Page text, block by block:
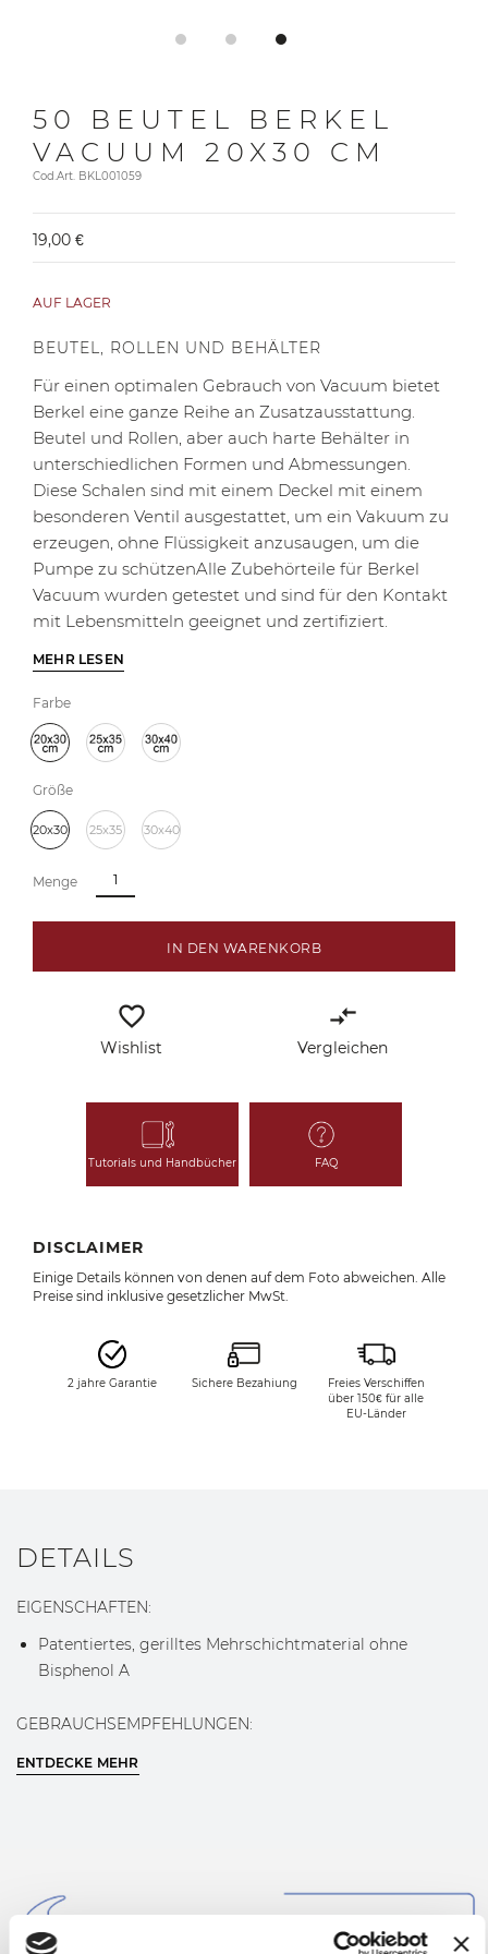
50 BEUTEL BERKEL
VACUUM 20X30 CM
Cod.Art. BKL001059
19,00 €
AUF LAGER
BEUTEL, ROLLEN UND BEHÄLTER
Für einen optimalen Gebrauch von Vacuum bietet
Berkel eine ganze Reihe an Zusatzausstattung.
Beutel und Rollen, aber auch harte Behälter in
unterschiedlichen Formen und Abmessungen.
Diese Schalen sind mit einem Deckel mit einem
besonderen Ventil ausgestattet, um ein Vakuum zu
erzeugen, ohne Flüssigkeit anzusaugen, um die
Pumpe zu schützenAlle Zubehörteile für Berkel
Vacuum wurden getestet und sind für den Kontakt
mit Lebensmitteln geeignet und zertifiziert.
MEHR LESEN
Farbe
Größe
20x30 25x35 30x40
Menge
IN DEN WARENKORB
favorite_border
Wishlist
compare_arrows
Vergleichen
Tutorials und Handbücher FAQ
DISCLAIMER
Einige Details können von denen auf dem Foto abweichen. Alle
Preise sind inklusive gesetzlicher MwSt.
2 jahre Garantie Sichere Bezahiung
Freies Verschiffen
über 150€ für alle
EU-Länder
DETAILS
EIGENSCHAFTEN:
Patentiertes, gerilltes Mehrschichtmaterial ohne
Bisphenol A
GEBRAUCHSEMPFEHLUNGEN:
Gefrierschrank und Kühlschrank.
ENTDECKE MEHR